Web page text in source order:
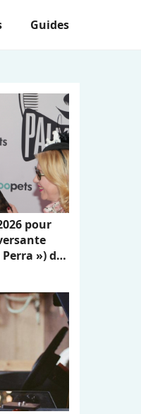
Guides
pour
») de